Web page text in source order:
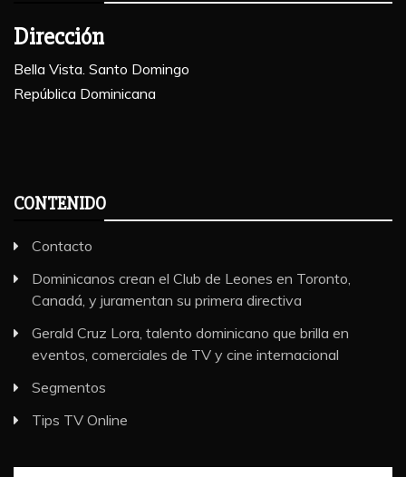
Dirección
Bella Vista. Santo Domingo
República Dominicana
CONTENIDO
Contacto
Dominicanos crean el Club de Leones en Toronto,
Canadá, y juramentan su primera directiva
Gerald Cruz Lora, talento dominicano que brilla en
eventos, comerciales de TV y cine internacional
Segmentos
Tips TV Online